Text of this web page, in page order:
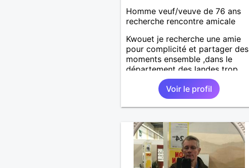
Homme veuf/veuve de 76 ans
recherche rencontre amicale
Kwouet je recherche une amie
pour complicité et partager des
moments ensemble ,dans le
département des landes trop
loin c'est dèja un échec car la
distance est difficile a tenir ,je
vous remercie par avance bonne
journée ,
Voir le profil